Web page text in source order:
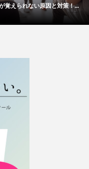
覚えられない原因と対策！...